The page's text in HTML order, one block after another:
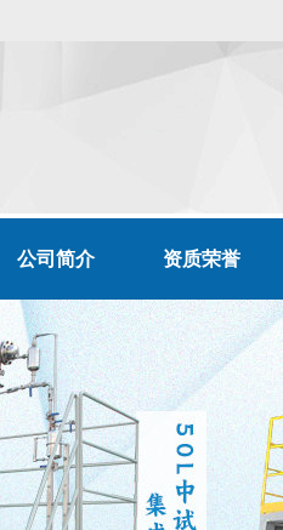
公司简介 资质荣誉